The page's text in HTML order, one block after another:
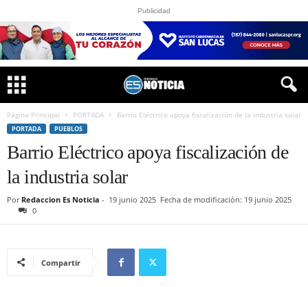
Publicidad
Página Principal PORTADA Barrio Eléctrico apoya fiscalización de la industria solar
PORTADA PUEBLOS
Barrio Eléctrico apoya fiscalización de
la industria solar
Por Redaccion Es Noticia - 19 junio 2025 Fecha de modificación: 19 junio 2025
0
Compartir